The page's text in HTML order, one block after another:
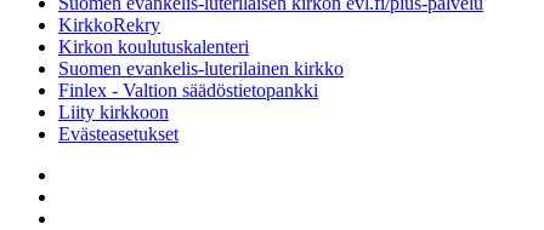
KirkkoRekry
Kirkon koulutuskalenteri
Suomen evankelis-luterilainen kirkko
Finlex - Valtion säädöstietopankki
Liity kirkkoon
Evästeasetukset